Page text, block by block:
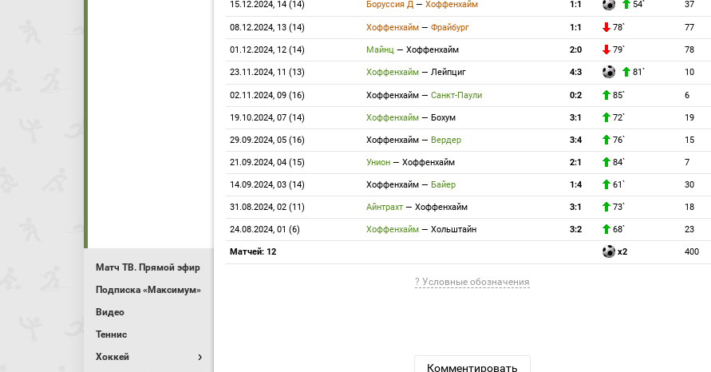
Матч ТВ. Прямой эфир
Подписка «Максимум»
Видео
Теннис
Хоккей
15.12.2024, 14 (14) Боруссия Д — Хоффенхайм 1:1 54` 37
08.12.2024, 13 (14) Хоффенхайм — Фрайбург 1:1 78` 77
01.12.2024, 12 (14) Майнц — Хоффенхайм 2:0 79` 78
23.11.2024, 11 (13) Хоффенхайм — Лейпциг 4:3 81` 10
02.11.2024, 09 (16) Хоффенхайм — Санкт-Паули 0:2 85` 6
19.10.2024, 07 (14) Хоффенхайм — Бохум 3:1 72` 19
29.09.2024, 05 (16) Хоффенхайм — Вердер 3:4 76` 15
21.09.2024, 04 (15) Унион — Хоффенхайм 2:1 84` 7
14.09.2024, 03 (14) Хоффенхайм — Байер 1:4 61` 30
31.08.2024, 02 (11) Айнтрахт — Хоффенхайм 3:1 73` 18
24.08.2024, 01 (6) Хоффенхайм — Хольштайн 3:2 68` 23
Матчей: 12 x2 400
? Условные обозначения
Комментировать